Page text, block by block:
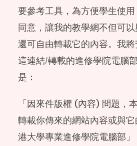
要參考工具，為方便學生使
同意，讓我的教學網不但可以
還可自由轉載它的內容。我
這連結/轉載的進修學院電腦
是：
「因來件版權 (內容) 問題，
轉載你傳來的網站內容或與
港大學專業進修學院電腦部」